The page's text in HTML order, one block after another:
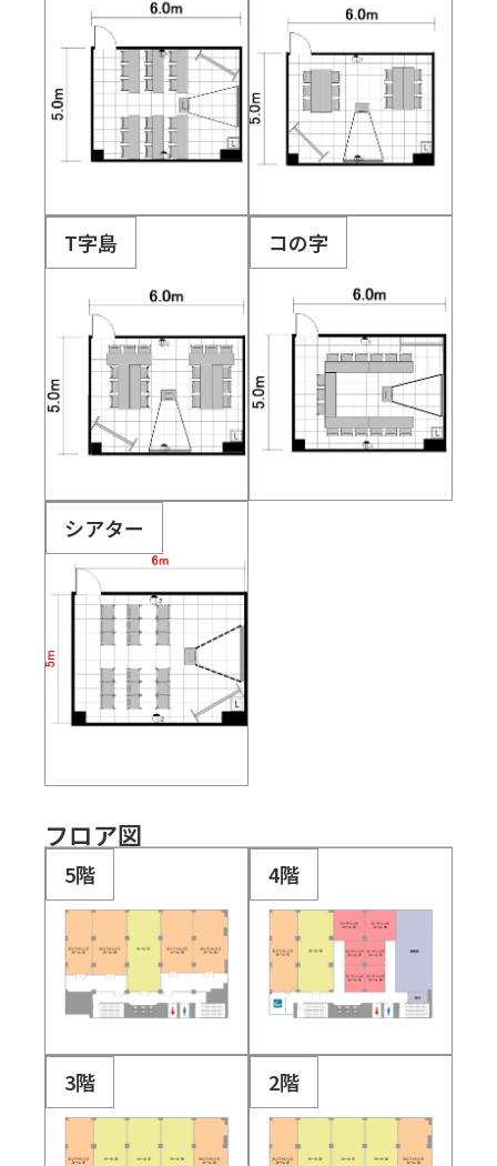
T字島 コの字
シアター
フロア図
5階 4階
3階 2階